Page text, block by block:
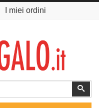
I miei ordini